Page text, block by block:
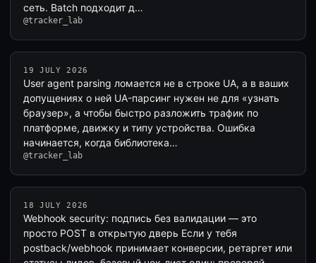
сеть. Batch подходит д…
@tracker_lab
19 JULY 2026
User agent parsing ломается не в строке UA, а в ваших
допущениях о ней UA-парсинг нужен не для «узнать
браузер», а чтобы быстро разложить трафик по
платформе, движку и типу устройства. Ошибка
начинается, когда библиотека…
@tracker_lab
18 JULY 2026
Webhook security: подпись без валидации — это
просто POST в открытую дверь Если у тебя
postback/webhook принимает конверсии, ретаргет или